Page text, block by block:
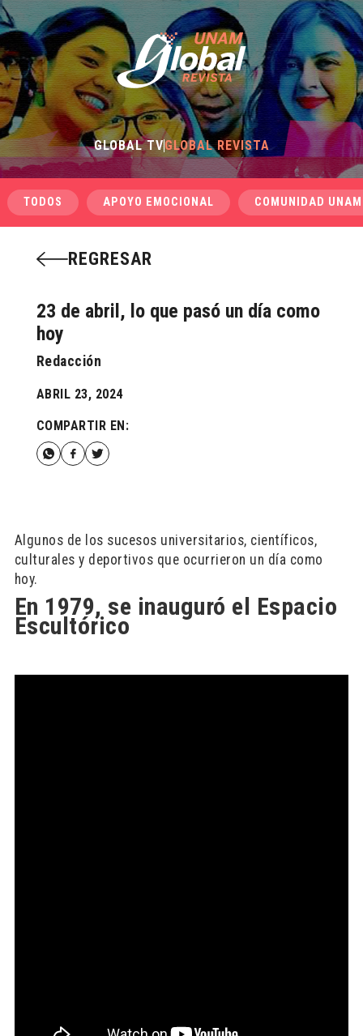
GLOBAL TVGLOBAL REVISTA
TODOS APOYO EMOCIONAL COMUNIDAD UNAM
REGRESAR
23 de abril, lo que pasó un día como
hoy
Redacción
ABRIL 23, 2024
COMPARTIR EN:
Algunos de los sucesos universitarios, científicos,
culturales y deportivos que ocurrieron un día como
hoy.
En 1979, se inauguró el Espacio
Escultórico